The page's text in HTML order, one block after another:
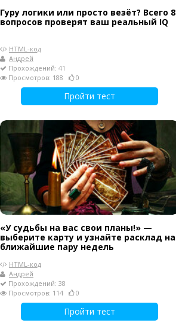
Гуру логики или просто везёт? Всего 8
вопросов проверят ваш реальный IQ
HTML-код
Андрей
Прохождений: 41
Просмотров: 188
0
Пройти тест
«У судьбы на вас свои планы!» —
выберите карту и узнайте расклад на
ближайшие пару недель
HTML-код
Андрей
Прохождений: 38
Просмотров: 114
0
Пройти тест